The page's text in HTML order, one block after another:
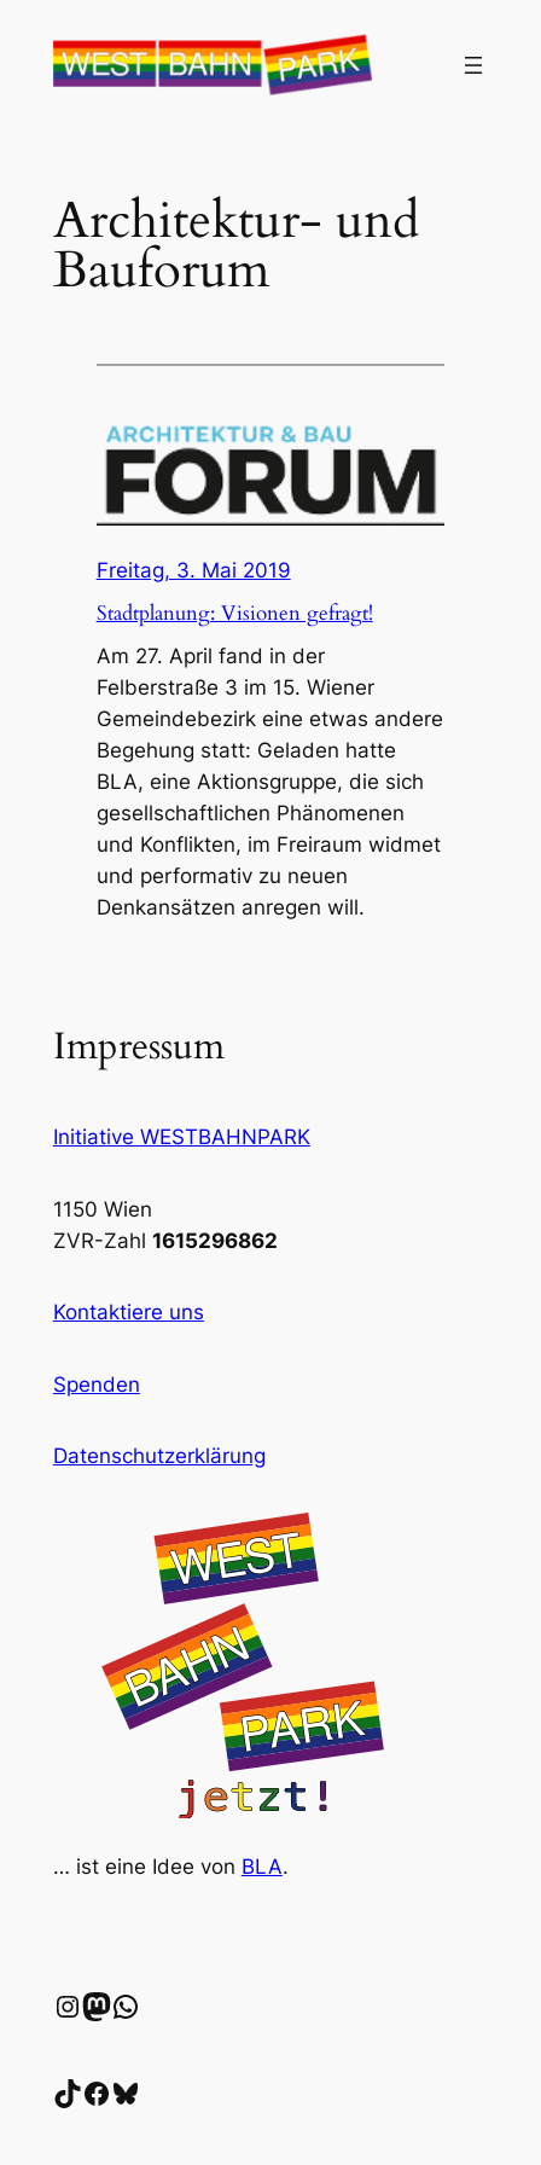
Architektur- und
Bauforum
Freitag, 3. Mai 2019
Stadtplanung: Visionen gefragt!
Am 27. April fand in der
Felberstraße 3 im 15. Wiener
Gemeindebezirk eine etwas andere
Begehung statt: Geladen hatte
BLA, eine Aktionsgruppe, die sich
gesellschaftlichen Phänomenen
und Konflikten, im Freiraum widmet
und performativ zu neuen
Denkansätzen anregen will.
Impressum
Initiative WESTBAHNPARK
1150 Wien
ZVR-Zahl 1615296862
Kontaktiere uns
Spenden
Datenschutzerklärung
… ist eine Idee von BLA.
Instagramwien.rocks WhatsApp
TikTok Facebook Bluesky